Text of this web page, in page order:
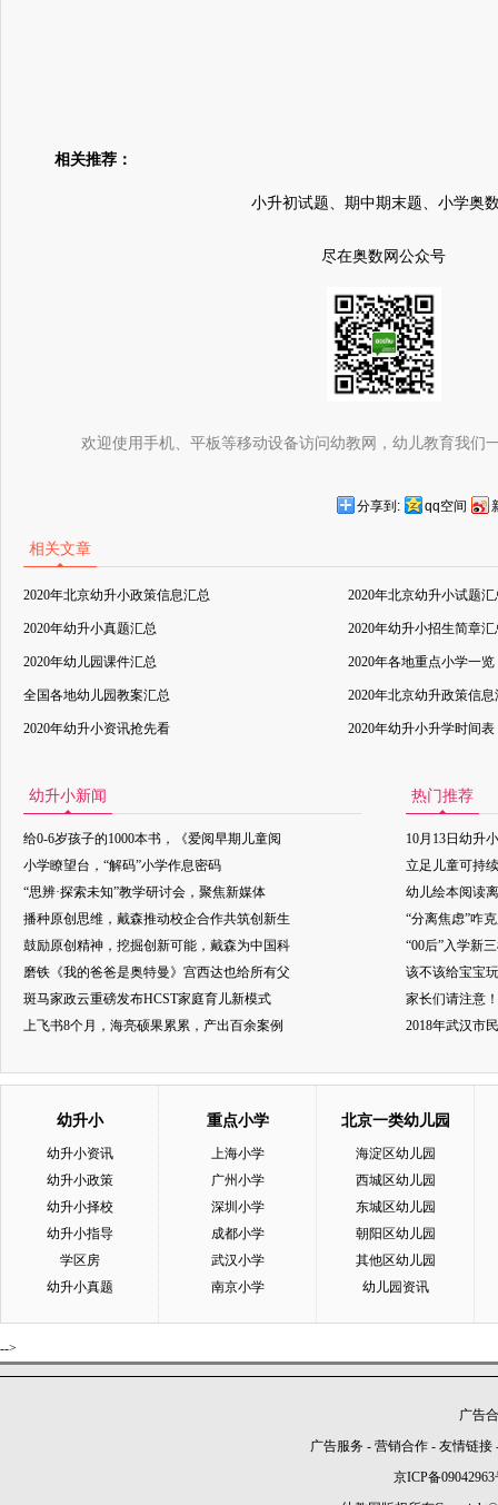
相关推荐：
小升初试题、期中期末题、小学奥
尽在奥数网公众号
欢迎使用手机、平板等移动设备访问幼教网，幼儿教育我们
分享到: qq空间
相关文章
2020年北京幼升小政策信息汇总 2020年北京幼升小试题汇
2020年幼升小真题汇总 2020年幼升小招生简章汇
2020年幼儿园课件汇总 2020年各地重点小学一览
全国各地幼儿园教案汇总 2020年北京幼升政策信息
2020年幼升小资讯抢先看 2020年幼升小升学时间表
幼升小新闻
给0-6岁孩子的1000本书，《爱阅早期儿童阅
小学瞭望台，“解码”小学作息密码
“思辨·探索未知”教学研讨会，聚焦新媒体
播种原创思维，戴森推动校企合作共筑创新生
鼓励原创精神，挖掘创新可能，戴森为中国科
磨铁《我的爸爸是奥特曼》宫西达也给所有父
斑马家政云重磅发布HCST家庭育儿新模式
上飞书8个月，海亮硕果累累，产出百余案例
热门推荐
10月13日幼升
立足儿童可持
幼儿绘本阅读
“分离焦虑”咋
“00后”入学新
该不该给宝宝
家长们请注意
2018年武汉市
幼升小
幼升小资讯
幼升小政策
幼升小择校
幼升小指导
学区房
幼升小真题
重点小学
上海小学
广州小学
深圳小学
成都小学
武汉小学
南京小学
北京一类幼儿园
海淀区幼儿园
西城区幼儿园
东城区幼儿园
朝阳区幼儿园
其他区幼儿园
幼儿园资讯
-->
广告
广告服务 - 营销合作 - 友情链接
京ICP备09042963